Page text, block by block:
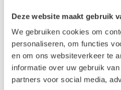
Deze website maakt gebruik
We gebruiken cookies om
personaliseren, om functies
en om ons websiteverkeer te
informatie over uw gebruik
partners voor social media,
Koudschuim
Matras Andros
Climat
7 zones
ondersteuning
23 cm hoog